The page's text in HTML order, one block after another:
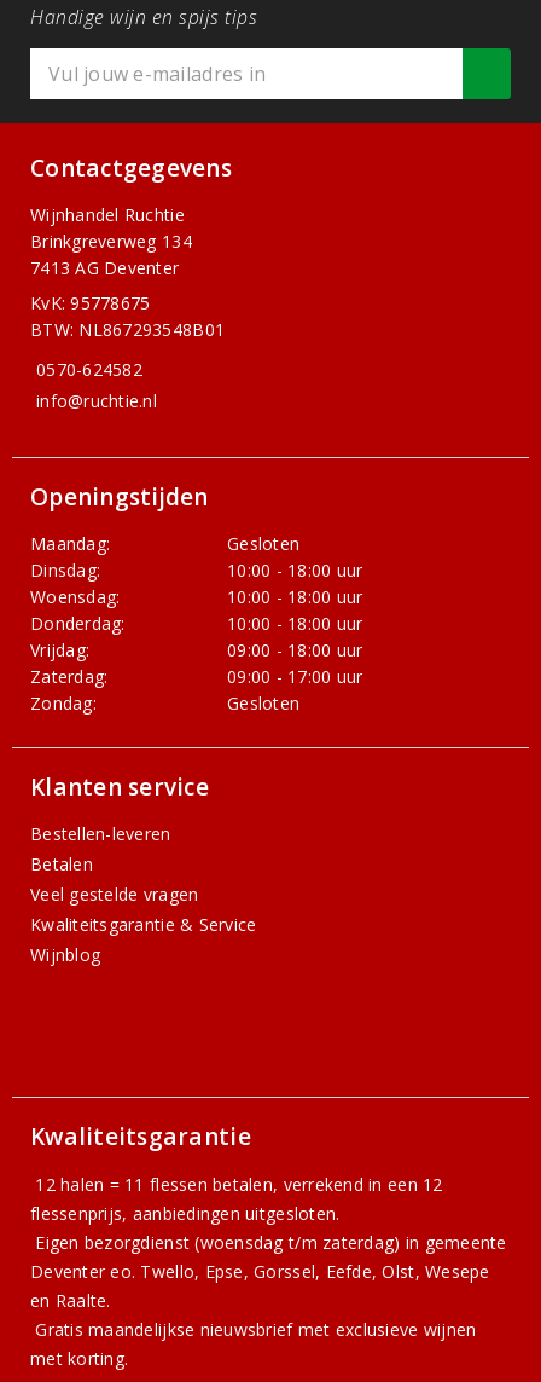
Handige wijn en spijs tips
Contactgegevens
Wijnhandel Ruchtie
Brinkgreverweg 134
7413 AG Deventer
KvK: 95778675
BTW: NL867293548B01
0570-624582
info@ruchtie.nl
Openingstijden
Maandag:
Gesloten
Dinsdag:
10:00 - 18:00 uur
Woensdag:
10:00 - 18:00 uur
Donderdag:
10:00 - 18:00 uur
Vrijdag:
09:00 - 18:00 uur
Zaterdag:
09:00 - 17:00 uur
Zondag:
Gesloten
Klanten service
Bestellen-leveren
Betalen
Veel gestelde vragen
Kwaliteitsgarantie & Service
Wijnblog
Kwaliteitsgarantie
12 halen = 11 flessen betalen, verrekend in een 12
flessenprijs, aanbiedingen uitgesloten.
Eigen bezorgdienst (woensdag t/m zaterdag) in gemeente
Deventer eo. Twello, Epse, Gorssel, Eefde, Olst, Wesepe
en Raalte.
Gratismaandelijkse nieuwsbriefmet exclusieve wijnen
met korting.